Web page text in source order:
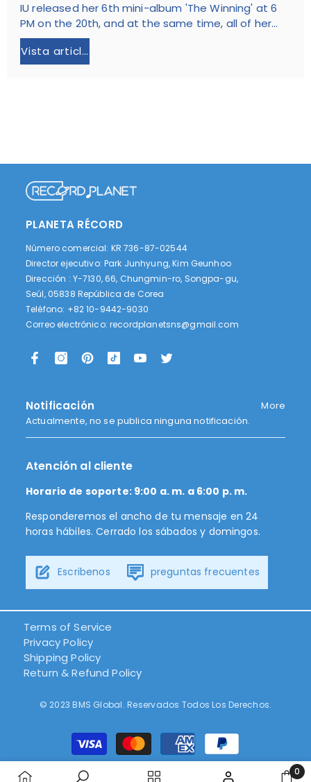
IU released her 6th mini-album 'The Winning' at 6
PM on the 20th, and at the same time, all of her...
Vista article
PLANETA RÉCORD
Número comercial: KR 736-87-02544
Director ejecutivo: Park Junhyung, Kim Geunhoo
Dirección : Y-7130, 66, Chungmin-ro, Songpa-gu,
Seúl, 05838 República de Corea
Teléfono: +82 10-9442-9030
Correo electrónico:recordplanetsns@gmail.com
Notificación
Actualmente, no se publica ninguna notificación.
More
Atención al cliente
Horario de soporte: 9:00 a. m. a 6:00 p. m.
Responderemos el ancho de tu mensaje en 24
horas hábiles. Cerrado los sábados y domingos.
Escribenos preguntas frecuentes
Terms of Service
Privacy Policy
Shipping Policy
Return & Refund Policy
© 2023 BMS Global. Reservados Todos Los Derechos.
Métodos
de
0